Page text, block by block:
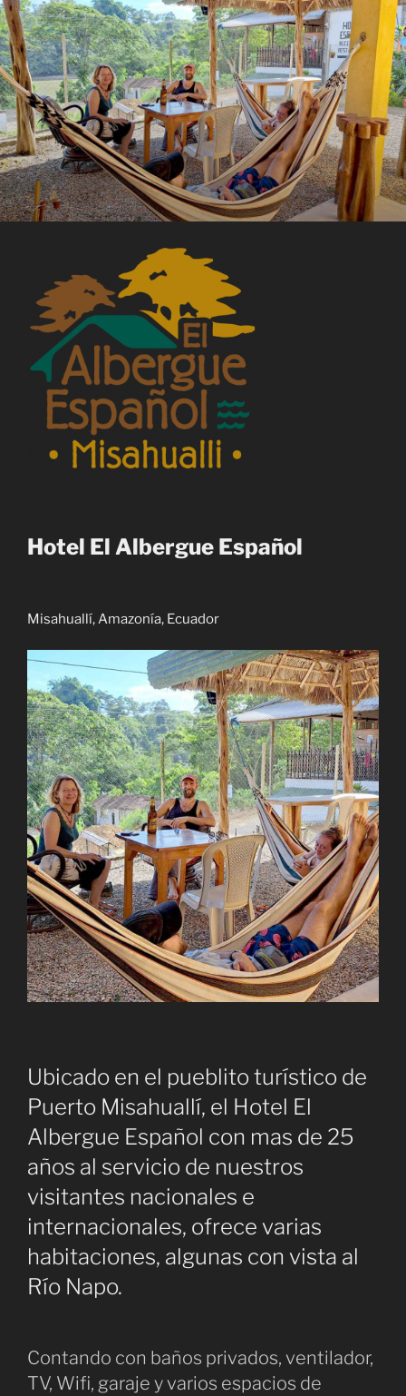
Hotel El Albergue Español
Misahuallí, Amazonía, Ecuador
Ubicado en el pueblito turístico de
Puerto Misahuallí, el Hotel El
Albergue Español con mas de 25
años al servicio de nuestros
visitantes nacionales e
internacionales, ofrece varias
habitaciones, algunas con vista al
Río Napo.
Contando con baños privados, ventilador,
TV, Wifi, garaje y varios espacios de